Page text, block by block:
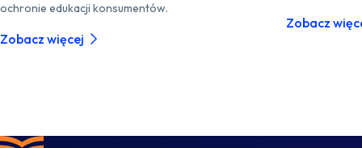
ochronie edukacji konsumentów.
Zobacz więcej
Zobacz